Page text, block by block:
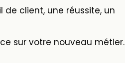
client, une réussite, un
sur votre nouveau métier.